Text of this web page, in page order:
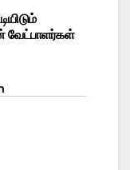
வேட்பாளர்கள்